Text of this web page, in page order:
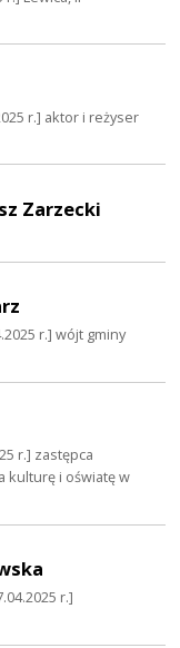
r.] aktor i reżyser
Zarzecki
r.] wójt gminy
r.] zastępca
kulturę i oświatę w
r.]